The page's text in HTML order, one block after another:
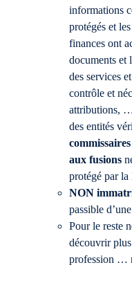
informations
protégés et
finances ont
documents et
des services
contrôle et
attributions, …
des entités
aux fusions
protégé par
NON
passible
Pour le reste
découvrir
profession …